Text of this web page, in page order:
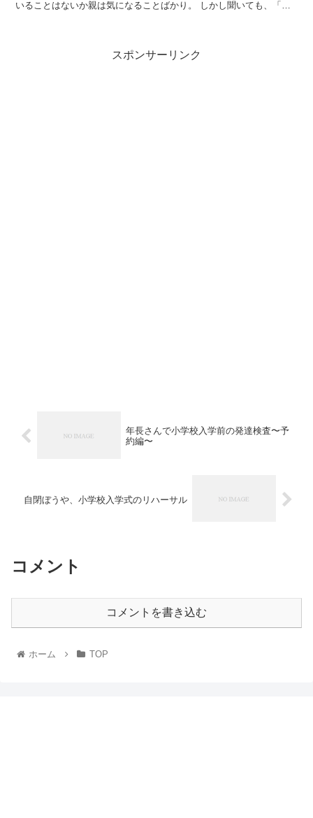
いることはないか親は気になることばかり。 しかし聞いても、「忘
スポンサーリンク
年長さんで小学校入学前の発達検査〜予
約編〜
自閉ぼうや、小学校入学式のリハーサル
コメント
コメントを書き込む
ホーム TOP